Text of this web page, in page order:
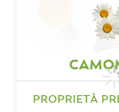
PROPRIETÀ